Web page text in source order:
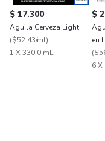
$ 17.300
Aguila Cerveza Light
($52.43/ml)
1 X 330.0 mL
$
en
(
6 X